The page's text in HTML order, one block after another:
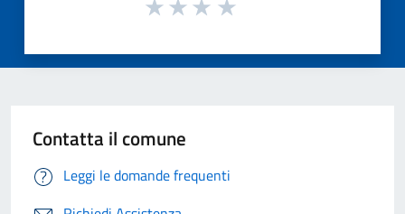
Contatta il comune
Leggi le domande frequenti